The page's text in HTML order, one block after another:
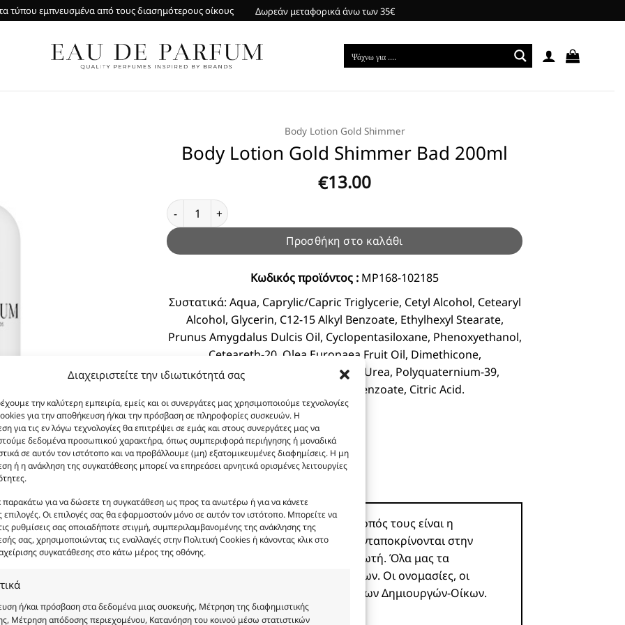
Διαχειριστείτε την ιδιωτικότητά σας
την καλύτερη εμπειρία, εμείς και οι συνεργάτες μας χρησιμοποιούμε τεχνολογίες
για την αποθήκευση ή/και την πρόσβαση σε πληροφορίες συσκευών. Η
για τις εν λόγω τεχνολογίες θα επιτρέψει σε εμάς και στους συνεργάτες μας να
δεδομένα προσωπικού χαρακτήρα, όπως συμπεριφορά περιήγησης ή μοναδικά
σε αυτόν τον ιστότοπο και να προβάλλουμε (μη) εξατομικευμένες διαφημίσεις. Η μη
ή η ανάκληση της συγκατάθεσης μπορεί να επηρεάσει αρνητικά ορισμένες λειτουργίες
παρακάτω για να δώσετε τη συγκατάθεση ως προς τα ανωτέρω ή για να κάνετε
επιλογές. Οι επιλογές σας θα εφαρμοστούν μόνο σε αυτόν τον ιστότοπο. Μπορείτε να
ρυθμίσεις σας οποιαδήποτε στιγμή, συμπεριλαμβανομένης της ανάκλησης της
σας, χρησιμοποιώντας τις εναλλαγές στην Πολιτική Cookies ή κάνοντας κλικ στο
συγκατάθεσης στο κάτω μέρος της οθόνης.
ή/και πρόσβαση στα δεδομένα μιας συσκευής, Μέτρηση της διαφημιστικής
Μέτρηση απόδοσης περιεχομένου, Κατανόηση του κοινού μέσω στατιστικών
τύπου εμπνευσμένα από τους διασημότερους οίκους Δωρεάν μεταφορικά άνω των 35€
Body Lotion Gold Shimmer
Body Lotion Gold Shimmer Bad 200ml
€13.00
Body Lotion Gold Shimmer Bad 200ml ποσότητα
Προσθήκη στο καλάθι
Κωδικός προϊόντος : MP168-102185
Συστατικά: Aqua, Caprylic/Capric Triglycerie, Cetyl Alcohol, Cetearyl
Alcohol, Glycerin, C12-15 Alkyl Benzoate, Ethylhexyl Stearate,
Prunus Amygdalus Dulcis Oil, Cyclopentasiloxane, Phenoxyethanol,
Ceteareth-20, Olea Europaea Fruit Oil, Dimethicone,
Ethylhexyglycerin, Imidazolidinyl Urea, Polyquaternium-39,
Panthenol, BHT, Sodium Benzoate, Citric Acid.
ενδεικτικές και δεν είναι προς πώληση το εικονιζόμενο προϊόν. Σκοπός τους είναι η
περίπτωση δεν αντιστοιχούν στα αυθεντικά αρώματα και δεν ανταποκρίνονται στην
μας δεν είναι η παραπλάνηση και η εξαπάτηση του καταναλωτή. Όλα μας τα
και είναι εμπνευσμένα από τα αντίστοιχα αυθεντικά γνωστών οίκων. Οι ονομασίες, οι
αποτελούν αναφαίρετη και κατοχυρωμένη εμπορικά ιδιοκτησία των Δημιουργών-Οίκων.
σε πνευματικά δικαιώματα.